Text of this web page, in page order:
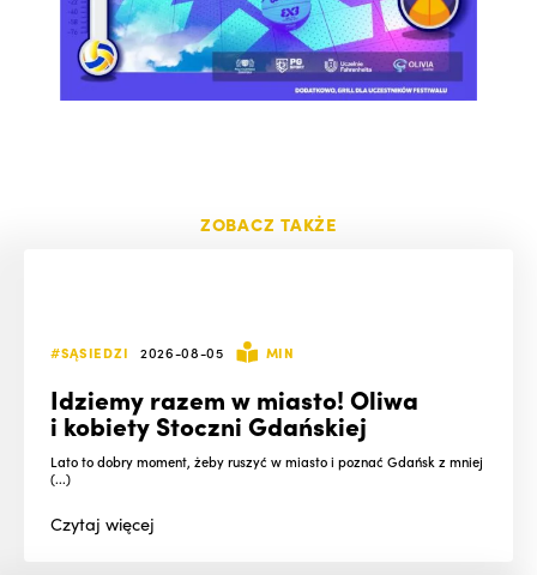
ZOBACZ TAKŻE
#SĄSIEDZI 2026-08-05 MIN
Idziemy razem w miasto! Oliwa
i kobiety Stoczni Gdańskiej
Lato to dobry moment, żeby ruszyć w miasto i poznać Gdańsk z mniej
(...)
Czytajwięcej